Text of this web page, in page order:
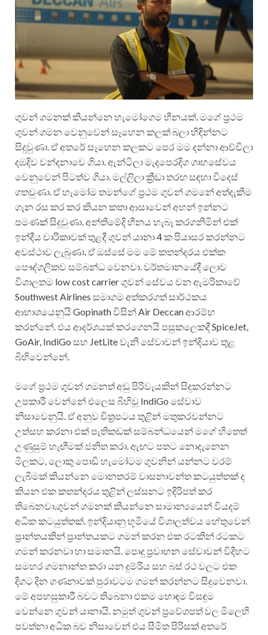
ගුවන් ගමනක් කියන්නෙ හැමෝගෙම හීනයක්. මගේ ප්‍රථම
ගුවන් ගමන වෙනුවෙන් සෑහෙන කලක් බලා හිඳින්නට
සිදුවුණා. ඒ අතරේ සෑහෙන කලකට පෙර මම දන්නා ආච්චිලා
දඹදිව වන්දනාවෙ ගියා. ඇන්ටිලා මැදපෙරදිග ගෘහසේවය
වෙනුවෙන් පිටත්ව ගියා. මල්ලිලා ක්‍රීඩා තරඟ සඳහා විදෙස්
ගතවුණා. ඒ හැමෝම තමන්ගේ ප්‍රථම ගුවන් ගමනේ අත්දැකීම
ගැන රස කර කර කියන කතා ආසාවෙන් අහන් ඉන්නට
පමණක් සිදුවුණා. අන්තිමේදි හීනය හැබෑ කරගනිමින් එක්
ඉන්දීය චාරිකාවක් තුළදී ගුවන් යානා 4 ක පියාසර කරන්නට
අවස්ථාව ලැබුණා. ඒ ඔස්සේ මම මේ කතන්දරය එක්ක
පෞද්ගලිකව සම්බන්ධ වෙනවා. වර්තමානයේදී ලොව
විශාලතම low cost carrier ගුවන් සේවය වන ඇමරිකාවේ
Southwest Airlines සමාගම අත්කරගත් සාර්ථකය
ආභාශයෙනුයි Gopinath විසින් Air Deccan ආරම්භ
කරන්නේ. එය ආදර්ශයක් කරගෙනයි පසුකලෙකදී SpiceJet,
GoAir, IndiGo සහ JetLite වැනි සේවාවන් ඉන්දියාව තුළ
බිහිවෙන්නේ.
මගේ ප්‍රථම ගුවන් ගමනත් අඩු පිරිවැයකින් සිදුකරන්නට
උපකාරී වෙන්නේ එලෙස බිහිවූ IndiGo සේවාව
නිසාවෙනුයි. ඒ අනුව චිත්‍රපටය තුළින් මතුකරවන්නට
උත්සහ කරනා එක් පැතිකඩක් සම්බන්ධයෙන් මගේ හිතෙත්
උණුසුම් හැඟීමක් ජනිත කරා. ඇඟට පතට නොදැනෙන
මිලකට, ලොකු පොඩි හැමෝටම ගුවනින් යන්නට වරම්
ලැබීමක් කියන්නෙ මොනතරම් වාසනාවන්ත කටයුත්තක් ද
කියන එක කතන්දරය තුළින් ලස්සනට ඉදිරිපත් කර
තිබෙනවා.ගුවන් ගමනක් කියන්නෙ සාමාන්‍යයෙන් වියදම්
අධික කටයුත්තක්. ඉන්දියානු භූමියේ විශාලත්වය හේතුවෙන්
ප්‍රාන්තයකින් ප්‍රාන්තයකට ගමන් කරන එක රටකින් රටකට
ගමන් කරනවා හා සමානයි. පොදු ප්‍රවාහන සේවාවන් විදිහට
සමහර ගමනාන්ත කරා යන දුම්රිය සහ බස් රථ වලට එක
දිගට දින ගණනාවක් පුරාවටම ගමන් කරන්නට සිදුවෙනවා.
මේ අපහසුකාරී බවට තිබෙනා එකම හොඳම විසඳුම
වෙන්නෙ ගුවන් යානායි. නමුත් ගුවන් ප්‍රවේශපත් වල මිලෙහි
පවත්නා අධික බව නිසාවෙන් එය සීමිත පිරිසක් අතරේ